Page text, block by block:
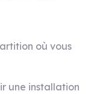
où vous
une installation